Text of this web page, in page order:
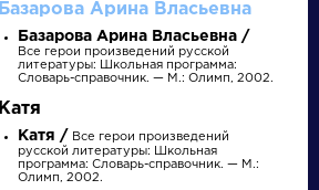
персонажи
словарь
Найти
Базарова Арина Власьевна
Базарова Арина Власьевна /
Все герои произведений русской
литературы: Школьная программа:
Словарь-справочник. — М.: Олимп, 2002.
Катя
Катя / Все герои произведений
русской литературы: Школьная
программа: Словарь-справочник. — М.:
Олимп, 2002.